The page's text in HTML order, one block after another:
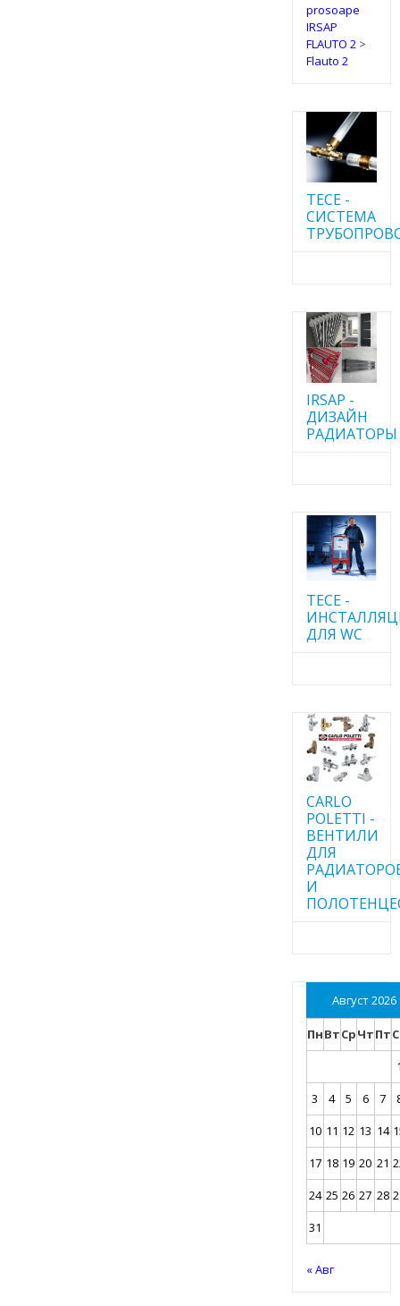
prosoape
IRSAP
FLAUTO 2>
Flauto 2
TECE -
CИСТЕМА
IRSAP -
ДИЗАЙН
РАДИАТОРЫ
TECE -
ДЛЯ WC
CARLO
POLETTI -
ВЕНТИЛИ
ДЛЯ
И
Август 2026
ПнВтСрЧтПт
3
4 5 6 7
10 11 12 13 14
17 18 19 20 21
24 25 26 27 28
31
« Авг